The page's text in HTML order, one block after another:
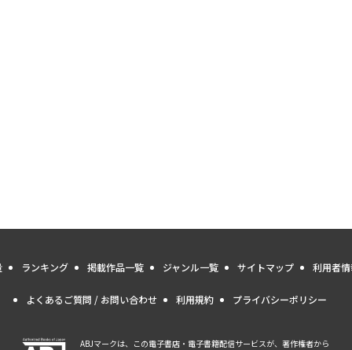
ランキング 掲載作品一覧 ジャンル一覧 サイトマップ 利用者
よくあるご質問 / お問い合わせ 利用規約 プライバシーポリシー
ABJマークは、この電子書店・電子書籍配信サービスが、著作権者から